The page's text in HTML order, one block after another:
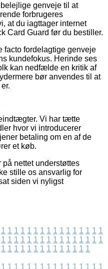
genveje til at
forbrugeres
at du iagttager internet
Card Guard før du bestiller.
facto fordelagtige genveje
kundefokus. Herinde ses
kan nedfælde en kritik af
bør anvendes til at
Vi har tætte
hvor vi introducerer
betaling om en af de
et køb.
nettet understøttes
stille os ansvarlig for
siden vi nyligst
1 1 1 1 1 1 1 1 1 1 1 1 1 1 1 1
1 1 1 1 1 1 1 1 1 1 1 1 1 1 1 1
1 1 1 1 1 1 1 1 1 1 1 1 1 1
1 1 1 1 1 1 1 1 1 1 1 1 1 1 1 1